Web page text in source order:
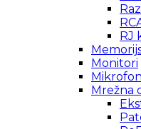
RJ
Monitori
Mrežna